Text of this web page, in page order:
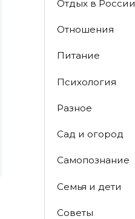
Отдых в России
Отношения
Питание
Психология
Разное
Сад и огород
Самопознание
Семья и дети
Советы